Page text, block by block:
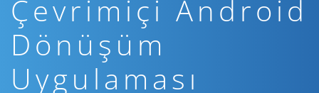
Çevrimiçi Android
Dönüşüm
Uygulaması